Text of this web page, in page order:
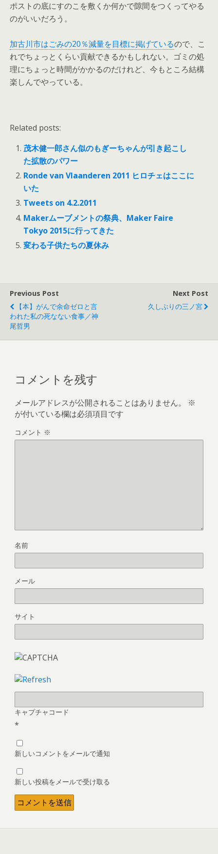
ポストの底にすのこを敷くか何かで隙間をつくってやる
のがいいだろう。
加古川市はごみの20％減量を目標に掲げているので、こ
れでちょっとくらい貢献できるかもしれない。ゴミの処
理にちょっと時間がかかるのだけれど、今もところ結構
楽しんでやっている。
Related posts:
茂木健一郎さん似のもぎーちゃんが引き起こし
た拡散のパワー
Ronde van Vlaanderen 2011 ヒロチェはここに
いた
Tweets on 4.2.2011
Makerムーブメントの祭典、Maker Faire
Tokyo 2015に行ってきた
変わる子供たちの夏休み
Previous Post
【本】がんで余命ゼロと言
われた私の死なない食事／神
尾哲男
Next Post
久しぶりの三ノ宮
コメントを残す
メールアドレスが公開されることはありません。
※
が付いている欄は必須項目です
コメント ※
名前
メール
サイト
キャプチャコード
*
新しいコメントをメールで通知
新しい投稿をメールで受け取る